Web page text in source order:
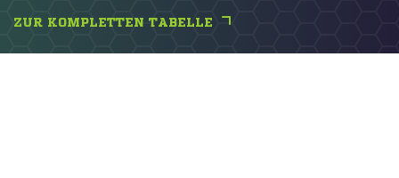
ZUR KOMPLETTEN TABELLE